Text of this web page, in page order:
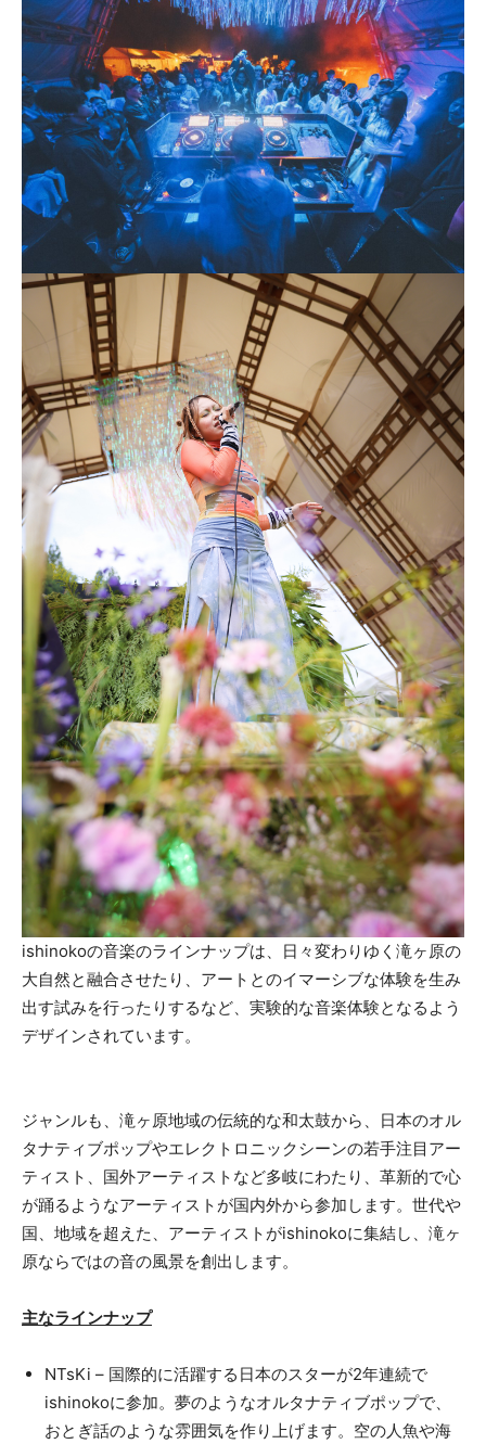
ishinokoの音楽のラインナップは、日々変わりゆく滝ヶ原の
大自然と融合させたり、アートとのイマーシブな体験を生み
出す試みを行ったりするなど、実験的な音楽体験となるよう
デザインされています。
ジャンルも、滝ヶ原地域の伝統的な和太鼓から、日本のオル
タナティブポップやエレクトロニックシーンの若手注目アー
ティスト、国外アーティストなど多岐にわたり、革新的で心
が踊るようなアーティストが国内外から参加します。世代や
国、地域を超えた、アーティストがishinokoに集結し、滝ヶ
原ならではの音の風景を創出します。
主なラインナップ
NTsKi – 国際的に活躍する日本のスターが2年連続で
ishinokoに参加。夢のようなオルタナティブポップで、
おとぎ話のような雰囲気を作り上げます。空の人魚や海